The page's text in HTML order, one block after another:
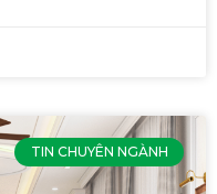
TIN CHUYÊN NGÀNH